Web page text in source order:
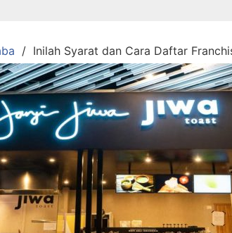
Inilah Syarat dan Cara Daftar